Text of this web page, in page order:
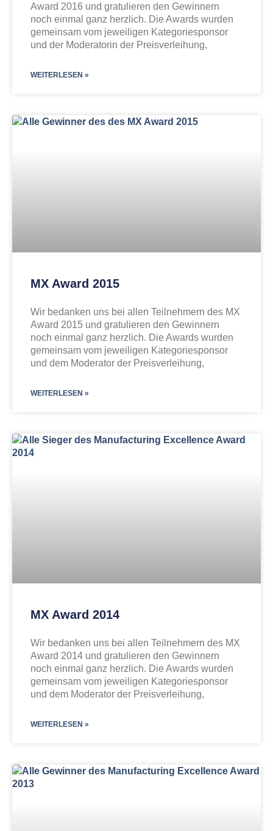
Award 2016 und gratulieren den Gewinnern
noch einmal ganz herzlich. Die Awards wurden
gemeinsam vom jeweiligen Kategoriesponsor
und der Moderatorin der Preisverleihung,
WEITERLESEN »
MX Award 2015
Wir bedanken uns bei allen Teilnehmern des MX
Award 2015 und gratulieren den Gewinnern
noch einmal ganz herzlich. Die Awards wurden
gemeinsam vom jeweiligen Kategoriesponsor
und dem Moderator der Preisverleihung,
WEITERLESEN »
MX Award 2014
Wir bedanken uns bei allen Teilnehmern des MX
Award 2014 und gratulieren den Gewinnern
noch einmal ganz herzlich. Die Awards wurden
gemeinsam vom jeweiligen Kategoriesponsor
und dem Moderator der Preisverleihung,
WEITERLESEN »